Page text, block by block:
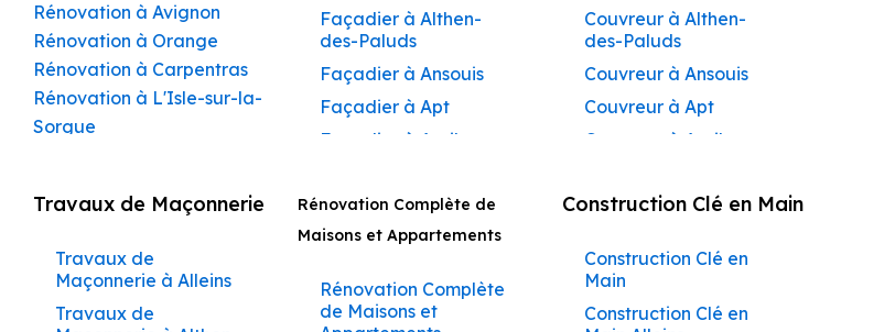
Rénovation à Avignon
Rénovation à Orange
Rénovation à Carpentras
Rénovation à L'Isle-sur-la-
Sorgue
Rénovation à Sorgues
Rénovation à Vaison-la-
Romaine
Rénovation à Bollène
Façadier à Althen-
des-Paluds
Façadier à Ansouis
Façadier à Apt
Façadier à Auribeau
Façadier à
AvignonFaçadier à
Barbentane
Façadier à
Couvreur à Althen-
des-Paluds
Couvreur à Ansouis
Couvreur à Apt
Couvreur à Auribeau
Couvreur à Avignon
Barbentane
Couvreur à
Beaumettes
Travaux de Maçonnerie
Travaux de
Maçonnerie à Alleins
Travaux de
Rénovation Complète de
Maisons et Appartements
Rénovation Complète
de Maisons et
Construction Clé en Main
Construction Clé en
Main
Construction Clé en